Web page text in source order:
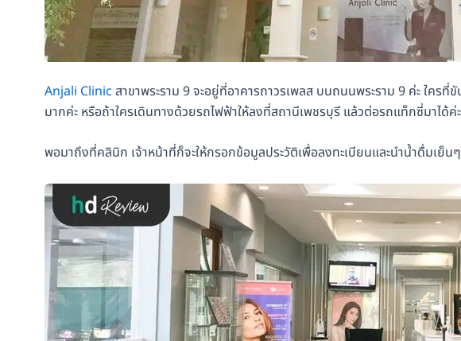
Anjali Clinic สาขาพระราม 9 จะอยู่ที่อาคารถาวรเพลส บนถนนพระราม 9 ค่ะ ใคร
มากค่ะ หรือถ้าใครเดินทางด้วยรถไฟฟ้าให้ลงที่สถานีเพชรบุรี แล้วต่อรถแท็กซี่มาได้ค่ะ
พอมาถึงที่คลินิก เจ้าหน้าที่ก็จะให้กรอกข้อมูลประวัติเพื่อลงทะเบียนและนำน้ำดื่มเย็น